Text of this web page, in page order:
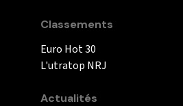
Classements
Euro Hot 30
L'utratop NRJ
Actualités